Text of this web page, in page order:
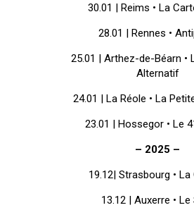
30.01 | Reims • La
28.01 | Rennes •
25.01 | Arthez-de-Béarn •
Alternatif
24.01 | La Réole • La
23.01 | Hossegor • Le
– 2025 –
19.12| Strasbourg • La
13.12 | Auxerre • Le